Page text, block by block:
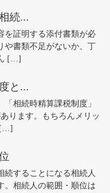
続...
を証明する添付書類が必
や書類不足がないか、丁
[…]
と...
相続時精算課税制度」
ります。もちろんメリッ
[…]
続することになる相続人
。相続人の範囲・順位は